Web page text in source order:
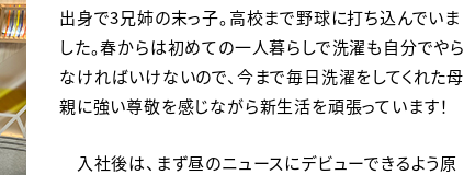
出身で3兄姉の末っ子。高校まで野球に打ち込んでいま
した。春からは初めての一人暮らしで洗濯も自分でやら
なければいけないので、今まで毎日洗濯をしてくれた母
親に強い尊敬を感じながら新生活を頑張っています！
入社後は、まず昼のニュースにデビューできるよう原